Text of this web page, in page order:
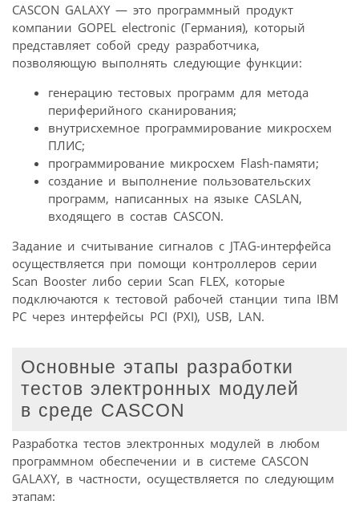
CASCON GALAXY — это программный продукт
компании GOPEL electronic (Германия), который
представляет собой среду разработчика,
позволяющую выполнять следующие функции:
генерацию тестовых программ для метода
периферийного сканирования;
внутрисхемное программирование микросхем
ПЛИС;
программирование микросхем Flash-памяти;
создание и выполнение пользовательских
программ, написанных на языке CASLAN,
входящего в состав CASCON.
Задание и считывание сигналов с JTAG-интерфейса
осуществляется при помощи контроллеров серии
Scan Booster либо серии Scan FLEX, которые
подключаются к тестовой рабочей станции типа IBM
PC через интерфейсы PCI (PXI), USB, LAN.
Основные этапы разработки
тестов электронных модулей
в среде CASCON
Разработка тестов электронных модулей в любом
программном обеспечении и в системе CASCON
GALAXY, в частности, осуществляется по следующим
этапам: